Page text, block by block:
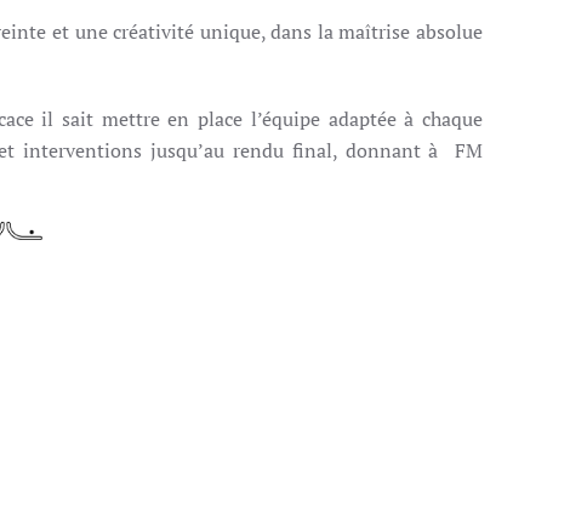
et une créativité unique, dans la maîtrise absolue
il sait mettre en place l’équipe adaptée à chaque
interventions jusqu’au rendu final, donnant à FM